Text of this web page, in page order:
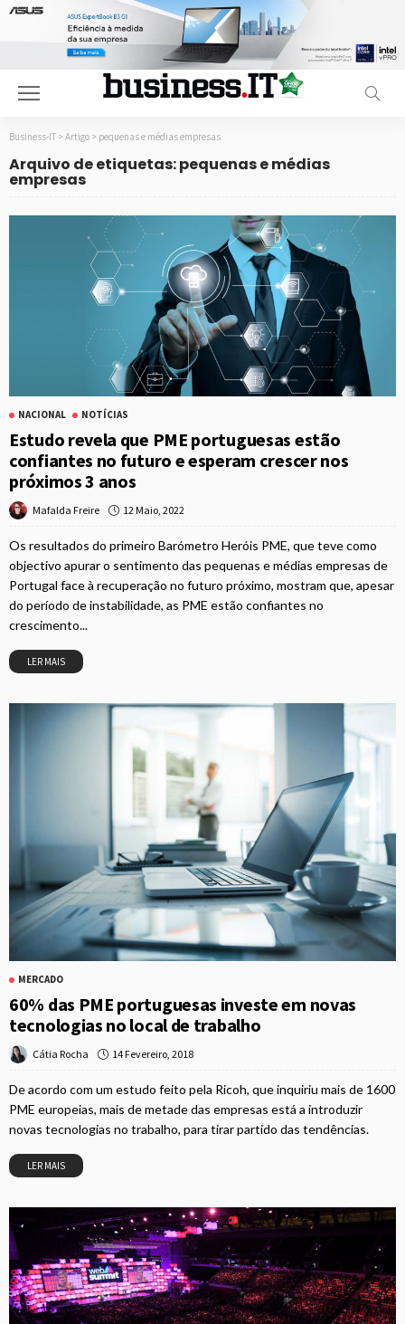
Business-IT > Artigo > pequenas e médias empresas
Arquivo de etiquetas: pequenas e médias
empresas
NACIONAL NOTÍCIAS
Estudo revela que PME portuguesas estão
confiantes no futuro e esperam crescer nos
próximos 3 anos
Mafalda Freire 12 Maio, 2022
Os resultados do primeiro Barómetro Heróis PME, que teve como
objectivo apurar o sentimento das pequenas e médias empresas de
Portugal face à recuperação no futuro próximo, mostram que, apesar
do período de instabilidade, as PME estão confiantes no
crescimento...
LER MAIS
MERCADO
60% das PME portuguesas investe em novas
tecnologias no local de trabalho
Cátia Rocha 14 Fevereiro, 2018
De acordo com um estudo feito pela Ricoh, que inquiriu mais de 1600
PME europeias, mais de metade das empresas está a introduzir
novas tecnologias no trabalho, para tirar partido das tendências.
LER MAIS